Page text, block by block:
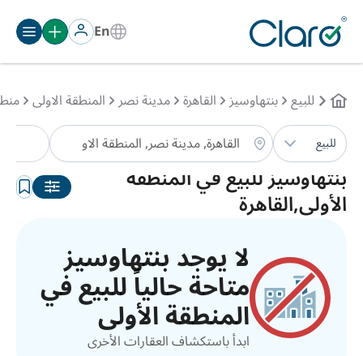
En
للبيع بنتهاوسيز القاهرة مدينة نصر المنطقة الاولى
للبيع
بنتهاوسيز للبيع في المنطقة
الأولى,القاهرة
الترتيب:تلقائي
لا يوجد بنتهاوسيز
متاحة حالياً للبيع في
المنطقة الأولى
ابدأ باستكشاف العقارات الأخرى